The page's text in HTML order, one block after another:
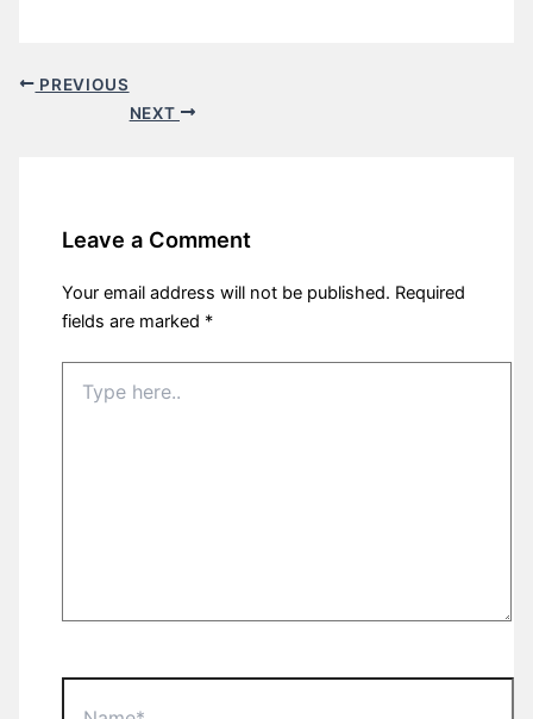
PREVIOUS
NEXT
Leave a Comment
Your email address will not be published. Required
fields are marked *
here..